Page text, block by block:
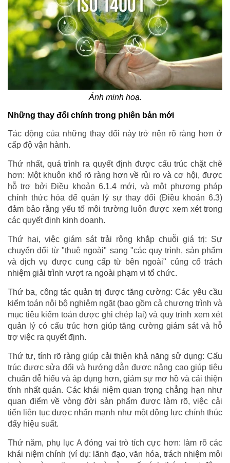
Ảnh minh hoạ.
Những thay đổi chính trong phiên bản mới
Tác động của những thay đổi này trở nên rõ ràng hơn ở
cấp độ vận hành.
Thứ nhất, quá trình ra quyết định được cấu trúc chặt chẽ
hơn: Một khuôn khổ rõ ràng hơn về rủi ro và cơ hội, được
hỗ trợ bởi Điều khoản 6.1.4 mới, và một phương pháp
chính thức hóa để quản lý sự thay đổi (Điều khoản 6.3)
đảm bảo rằng yếu tố môi trường luôn được xem xét trong
các quyết định kinh doanh.
Thứ hai, việc giám sát trải rộng khắp chuỗi giá trị: Sự
chuyển đổi từ "thuê ngoài" sang "các quy trình, sản phẩm
và dịch vụ được cung cấp từ bên ngoài" củng cố trách
nhiệm giải trình vượt ra ngoài phạm vi tổ chức.
Thứ ba, công tác quản trị được tăng cường: Các yêu cầu
kiểm toán nội bộ nghiêm ngặt (bao gồm cả chương trình và
mục tiêu kiểm toán được ghi chép lại) và quy trình xem xét
quản lý có cấu trúc hơn giúp tăng cường giám sát và hỗ
trợ việc ra quyết định.
Thứ tư, tính rõ ràng giúp cải thiện khả năng sử dụng: Cấu
trúc được sửa đổi và hướng dẫn được nâng cao giúp tiêu
chuẩn dễ hiểu và áp dụng hơn, giảm sự mơ hồ và cải thiện
tính nhất quán. Các khái niệm quan trọng chẳng hạn như
quan điểm về vòng đời sản phẩm được làm rõ, việc cải
tiến liên tục được nhấn mạnh như một động lực chính thúc
đẩy hiệu suất.
Thứ năm, phụ lục A đóng vai trò tích cực hơn: làm rõ các
khái niệm chính (ví dụ: lãnh đạo, văn hóa, trách nhiệm môi